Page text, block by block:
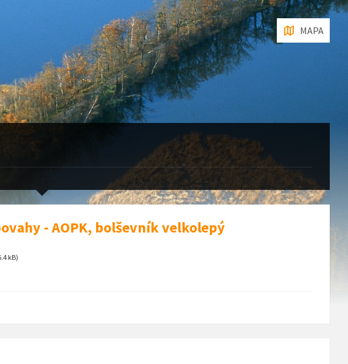
MAPA
- AOPK, bolševník velkolepý
kB)